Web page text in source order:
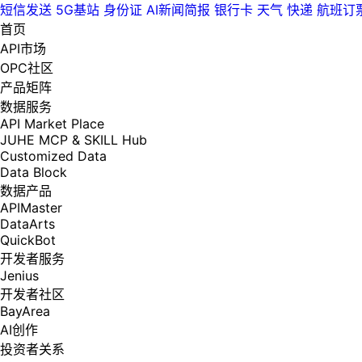
短信发送 5G基站 身份证 AI新闻简报 银行卡 天气 快递 航班订
首页
API市场
OPC社区
产品矩阵
数据服务
API Market Place
JUHE MCP & SKILL Hub
Customized Data
Data Block
数据产品
APIMaster
DataArts
QuickBot
开发者服务
Jenius
开发者社区
BayArea
AI创作
投资者关系